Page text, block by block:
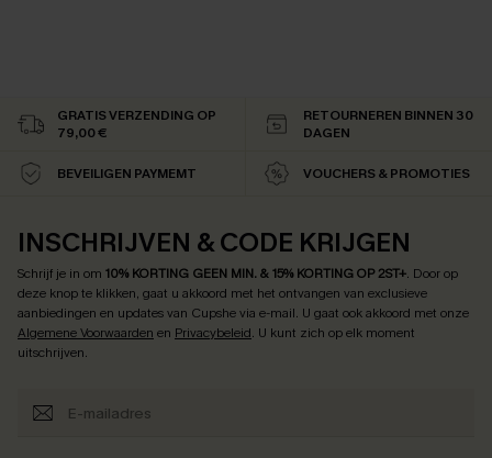
GRATIS VERZENDING OP
79,00 €
RETOURNEREN BINNEN 30
DAGEN
BEVEILIGEN PAYMEMT VOUCHERS & PROMOTIES
INSCHRIJVEN & CODE KRIJGEN
Schrijf je in om 10% KORTING GEEN MIN. & 15% KORTING OP 2ST+. Door op
deze knop te klikken, gaat u akkoord met het ontvangen van exclusieve
aanbiedingen en updates van Cupshe via e-mail. U gaat ook akkoord met onze
Algemene Voorwaarden en Privacybeleid. U kunt zich op elk moment
uitschrijven.